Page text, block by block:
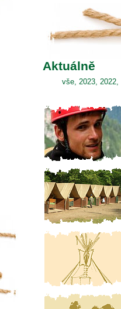
Aktuálně
vše, 2023, 2022,